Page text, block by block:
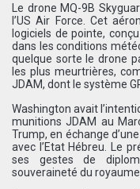
Le drone MQ-9B
l’US Air Force. Cet
logiciels de pointe,
dans les conditions
quelque sorte le drone
les plus meurtrières,
JDAM, dont le système
Washington avait
munitions JDAM au
Trump, en échange
avec l’Etat Hébreu. Le
ses gestes de
souveraineté du